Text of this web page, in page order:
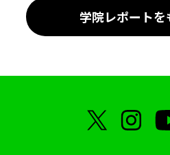
学院レポートを